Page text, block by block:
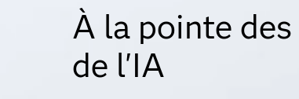
À la pointe
de l'IA